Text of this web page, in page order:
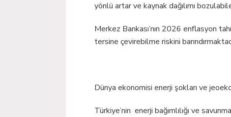
yönlü artar ve kaynak dağılımı
Merkez Bankası’nın 2026 enflasyon
tersine çevirebilme riskini
Dünya ekonomisi enerji şokları ve
Türkiye’nin enerji bağımlılığı ve